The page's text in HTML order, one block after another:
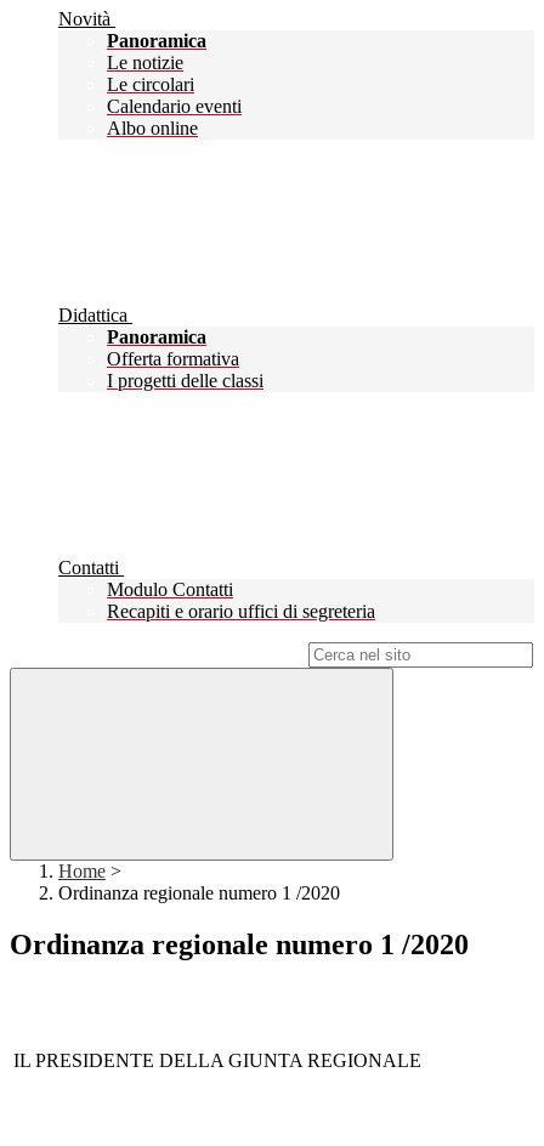
Novità
Panoramica
Le notizie
Le circolari
Calendario eventi
Albo online
Didattica
Panoramica
Offerta formativa
I progetti delle classi
Contatti
Modulo Contatti
Recapiti e orario uffici di segreteria
Home >
Ordinanza regionale numero 1 /2020
Ordinanza regionale numero 1 /2020
IL PRESIDENTE DELLA GIUNTA REGIONALE